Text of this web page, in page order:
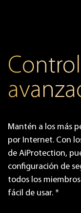
Mantén a los más
por Internet. Con
de AiProtection,
configuración de
todos los
fácil de usar. *